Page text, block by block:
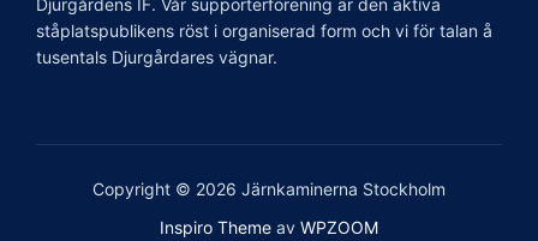
ståplatspublikens röst i organiserad form och vi för talan å
tusentals Djurgårdares vägnar.
Copyright © 2026 Järnkaminerna Stockholm
Inspiro Theme av WPZOOM